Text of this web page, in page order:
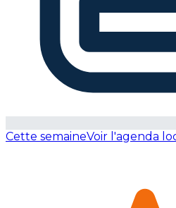
Cette semaineVoir l'agenda